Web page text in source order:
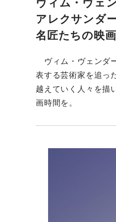
アレクサンダ
名匠たちの映
ヴィム・ヴェンダ
表する芸術家を追っ
越えていく人々を描
画時間を。